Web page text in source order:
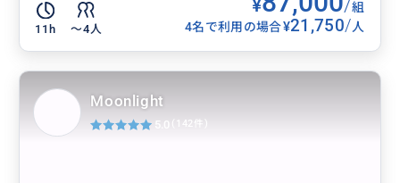
11h 〜4人
¥ /組
4名で利用の場合¥21,750/人
Moonlight
5.0 (142件)